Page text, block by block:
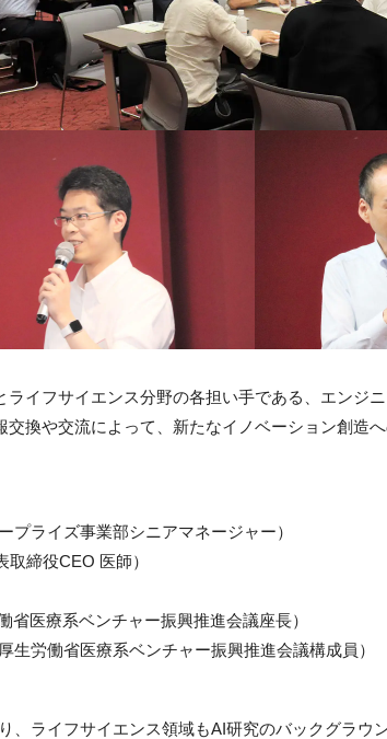
イフサイエンス分野の各担い手である、エンジ
換や交流によって、新たなイノベーション創造
プライズ事業部シニアマネージャー）
締役CEO 医師）
医療系ベンチャー振興推進会議座長）
生労働省医療系ベンチャー振興推進会議構成員）
、ライフサイエンス領域もAI研究のバックグラウ